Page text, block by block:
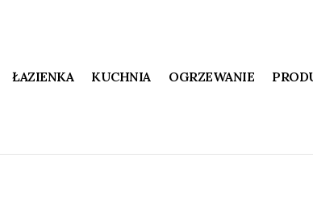
ŁAZIENKA KUCHNIA OGRZEWANIE